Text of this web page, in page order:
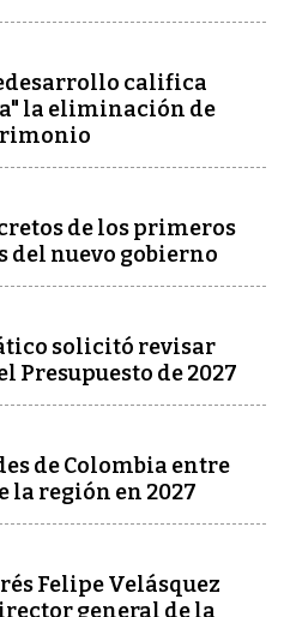
califica
la eliminación de
de los primeros
nuevo gobierno
solicitó revisar
Presupuesto de 2027
de Colombia entre
la región en 2027
Felipe Velásquez
general de la